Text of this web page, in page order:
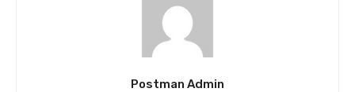
Postman Admin